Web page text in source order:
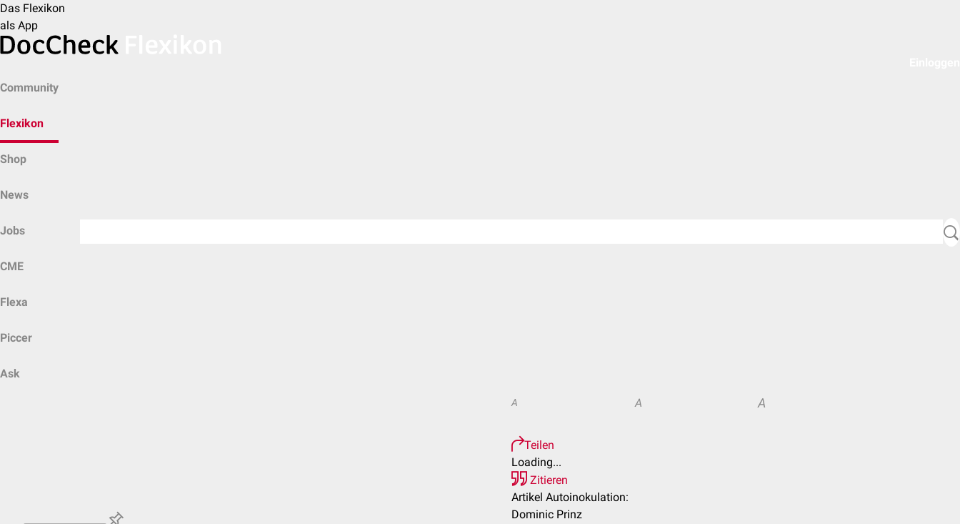
Das Flexikon
als App
Community
Flexikon
Shop
News
Jobs
CME
Flexa
Piccer
Ask
A A A
Teilen
Loading...
Zitieren
Artikel Autoinokulation:
Dominic Prinz